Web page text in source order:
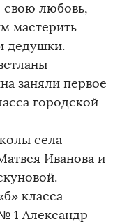
свою любовь,
мастерить
дедушки.
заняли первое
городской
села
Иванова и
класса
1 Александр